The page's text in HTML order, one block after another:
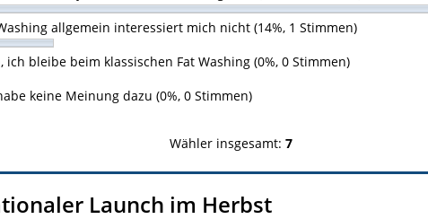
allgemein interessiert mich nicht (14%, 1 Stimmen)
ich bleibe beim klassischen Fat Washing (0%, 0 Stimmen)
keine Meinung dazu (0%, 0 Stimmen)
Wähler insgesamt: 7
Launch im Herbst